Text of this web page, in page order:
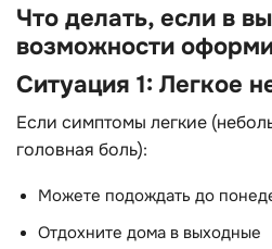
Что делать, если в
возможности
Ситуация 1: Легкое
Если симптомы легкие
головная боль):
Можете подождать до
Отдохните дома в выходные